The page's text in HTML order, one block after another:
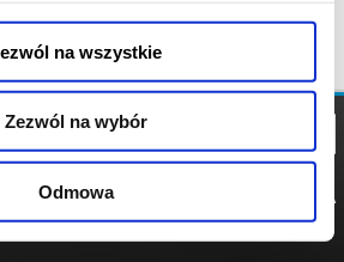
na wszystkie
Zezwól na wybór
Odmowa
POLITYKA
POLITYKA